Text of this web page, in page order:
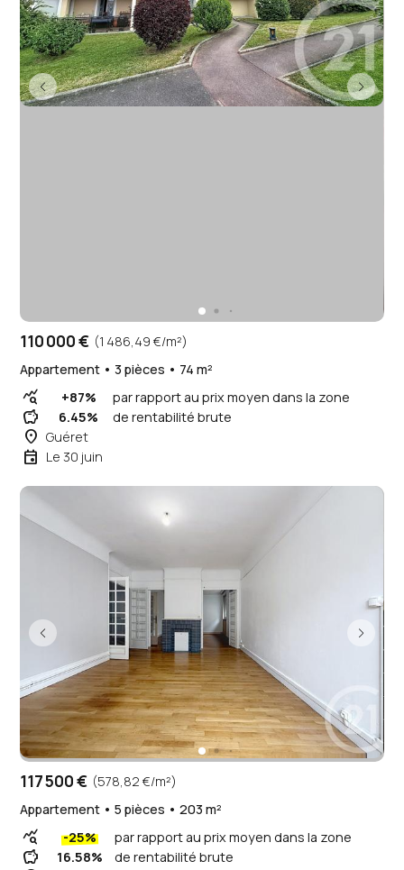
110 000 € (1 486,49 €/m²)
Appartement • 3 pièces • 74 m²
query_stats +87% par rapport au prix moyen dans la zone
savings 6.45% de rentabilité brute
place Guéret
event Le 30 juin
117 500 € (578,82 €/m²)
Appartement • 5 pièces • 203 m²
query_stats -25% par rapport au prix moyen dans la zone
savings 16.58% de rentabilité brute